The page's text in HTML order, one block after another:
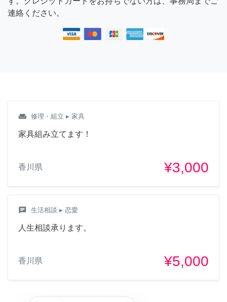
連絡ください。
weekend 修理・組立 ▸ 家具
家具組み立てます！
香川県 ¥3,000
chat 生活相談 ▸ 恋愛
人生相談承ります。
香川県 ¥5,000